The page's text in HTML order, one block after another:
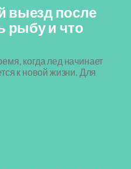
выезд после
рыбу и что
когда лед начинает
к новой жизни. Для